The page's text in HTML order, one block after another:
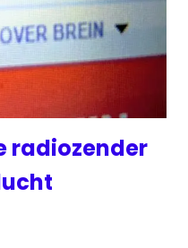
radiozender